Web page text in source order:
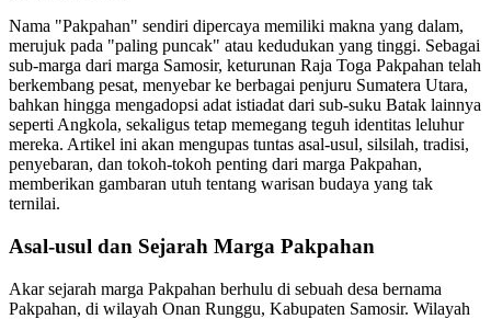
Nama "Pakpahan" sendiri dipercaya memiliki makna yang dalam,
merujuk pada "paling puncak" atau kedudukan yang tinggi. Sebagai
sub-marga dari marga Samosir, keturunan Raja Toga Pakpahan telah
berkembang pesat, menyebar ke berbagai penjuru Sumatera Utara,
bahkan hingga mengadopsi adat istiadat dari sub-suku Batak lainnya
seperti Angkola, sekaligus tetap memegang teguh identitas leluhur
mereka. Artikel ini akan mengupas tuntas asal-usul, silsilah, tradisi,
penyebaran, dan tokoh-tokoh penting dari marga Pakpahan,
memberikan gambaran utuh tentang warisan budaya yang tak
ternilai.
Asal-usul dan Sejarah Marga Pakpahan
Akar sejarah marga Pakpahan berhulu di sebuah desa bernama
Pakpahan, di wilayah Onan Runggu, Kabupaten Samosir. Wilayah